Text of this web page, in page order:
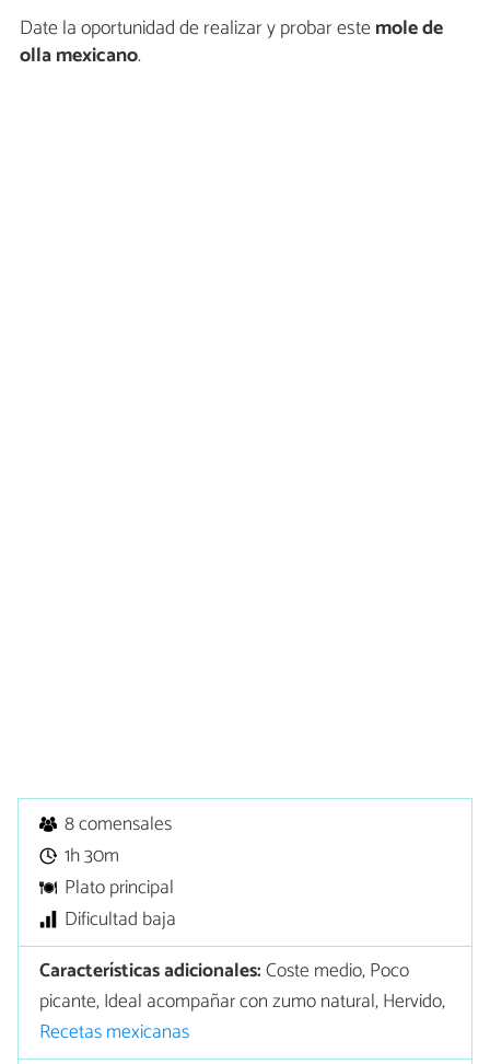
Date la oportunidad de realizar y probar estemole de
olla mexicano.
8 comensales
1h 30m
Plato principal
Dificultad baja
Características adicionales:Coste medio, Poco
picante, Ideal acompañar con zumo natural, Hervido,
Recetas mexicanas